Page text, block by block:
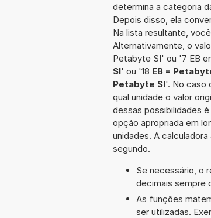
determina a categoria
Depois disso, ela
Na lista resultante,
Alternativamente, o
Petabyte SI' ou '7 EB
SI' ou '18 EB =
Petabyte SI'. No caso
qual unidade o valor
dessas possibilidades
opção apropriada em
unidades. A
segundo.
Se necessário, o
decimais sempre
As funções
ser utilizadas.